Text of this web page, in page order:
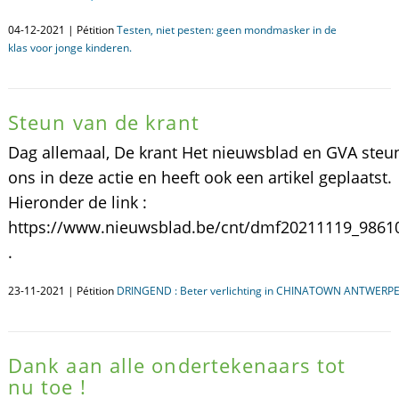
04-12-2021 | PétitionTesten, niet pesten: geen mondmasker in de
klas voor jonge kinderen.
Steun van de krant
Dag allemaal, De krant Het nieuwsblad en GVA
ons in deze actie en heeft ook een artikel geplaatst.
Hieronder de link :
https://www.nieuwsblad.be/cnt/
.
23-11-2021 | Pétition DRINGEND : Beter verlichting in CHINATOWN
Dank aan alle ondertekenaars tot
nu toe !